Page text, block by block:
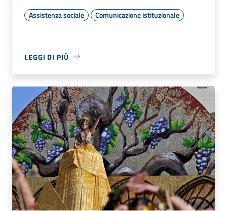
Assistenza sociale Comunicazione istituzionale
LEGGI DI PIÙ